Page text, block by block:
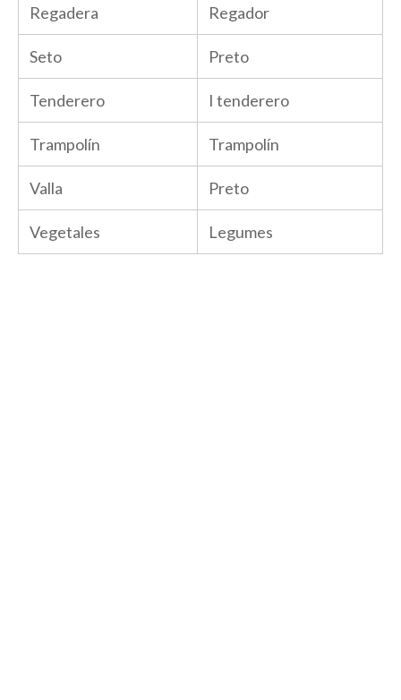
Regadera Regador
Seto Preto
Tenderero I tenderero
Trampolín Trampolín
Valla Preto
Vegetales Legumes